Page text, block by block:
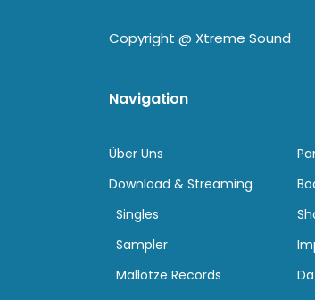
Copyright @ Xtreme Sound
Navigation
Über Uns
Download & Streaming
Singles
Sampler
Mallotze Records